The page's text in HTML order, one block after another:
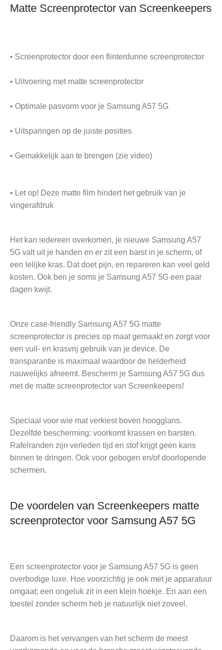
Matte Screenprotector van Screenkeepers
• Screenprotector door een flinterdunne screenprotector
• Uitvoering met matte screenprotector
• Optimale pasvorm voor je Samsung A57 5G
• Uitsparingen op de juiste posities
• Gemakkelijk aan te brengen (zie video)
• Let op! Deze matte film hindert het gebruik van je
vingerafdruk
Het kan iedereen overkomen, je nieuwe Samsung A57
5G valt uit je handen en er zit een barst in je scherm, of
een lelijke kras. Dat doet pijn, en repareren kan veel geld
kosten. Ook ben je soms je Samsung A57 5G een paar
dagen kwijt.
Onze case-friendly Samsung A57 5G matte
screenprotector is precies op maat gemaakt en zorgt voor
een vuil- en krasvrij gebruik van je device. De
transparantie is maximaal waardoor de helderheid
nauwelijks afneemt. Bescherm je Samsung A57 5G dus
met de matte screenprotector van Screenkeepers!
Speciaal voor wie mat verkiest boven hoogglans.
Dezelfde bescherming: voorkomt krassen en barsten.
Rafelranden zijn verleden tijd en stof krijgt geen kans
binnen te dringen. Ook voor gebogen en/of doorlopende
schermen.
De voordelen van Screenkeepers matte
screenprotector voor Samsung A57 5G
Een screenprotector voor je Samsung A57 5G is geen
overbodige luxe. Hoe voorzichtig je ook met je apparatuur
omgaat; een ongeluk zit in een klein hoekje. En aan een
toestel zonder scherm heb je natuurlijk niet zoveel.
Daarom is het vervangen van het scherm de meest